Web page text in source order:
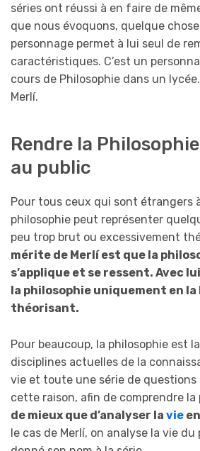
séries ont réussi à en faire de
que nous évoquons, quelque
personnage permet à lui seul de
caractéristiques. C’est un
cours de Philosophie dans un
Merlí.
Rendre la
au public
Pour tous ceux qui sont étrangers
philosophie peut représenter
peu trop brut ou excessivement
mérite de Merlí est que la
s’applique et se ressent. Avec
la philosophie uniquement en
théorisant.
Pour beaucoup, la philosophie est
disciplines actuelles de la
vie et toute une série de questions
cette raison, afin de comprendre la
de mieux que d’analyser la vie
le cas de Merlí, on analyse la vie